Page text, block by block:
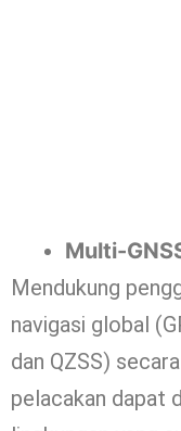
Multi-
Mendukung
navigasi global
dan QZSS)
pelacakan dapat